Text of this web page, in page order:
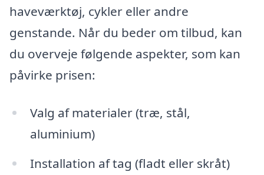
haveværktøj, cykler eller andre
genstande. Når du beder om tilbud, kan
du overveje følgende aspekter, som kan
påvirke prisen:
Valg af materialer (træ, stål,
aluminium)
Installation af tag (fladt eller skråt)